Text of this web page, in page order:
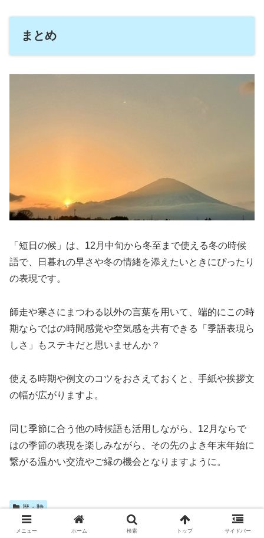
まとめ
「短日の候」は、12月中旬から冬至まで使える冬の時候
語で、日暮れの早さや冬の情緒を添えたいときにぴったり
の表現です。
師走や寒さにまつわる以外の言葉を用いて、端的にこの時
期ならではの時間感覚や空気感を共有できる「季語表現ら
しさ」もステキだと思いませんか？
使える時期や例文のコツをおさえておくと、手紙や挨拶文
の幅が広がりますよ。
同じ季節に合う他の時候語も活用しながら、12月ならで
はの季節の表現を楽しみながら、その先のよき年末年始に
繋がる温かい交流やご縁の機会となりますように。
暦・時
シェアする
メニュー ホーム 検索 トップ サイドバー